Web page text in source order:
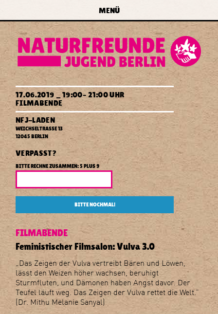
zum Inhalt springen
forum
naturfreundejugend
e.v.
MENÜ
Feministischer
Filmsalon:
Vulva
3.0
17.06.2019 _ 19:00–21:00 UHR
FILMABENDE
NFJ-LADEN
WEICHSELTRASSE 13
12045BERLIND
Naturfreundejugend
Berlin
Naturfreundejugend
Berlin
VERPASST?
BITTE RECHNE ZUSAMMEN: 5 PLUS 9
BITTE NOCHMAL!
FILMABENDE
Feministischer Filmsalon: Vulva 3.0
„Das Zeigen der Vulva vertreibt Bären und Löwen,
lässt den Weizen höher wachsen, beruhigt
Sturmfluten, und Dämonen haben Angst davor. Der
Teufel läuft weg. Das Zeigen der Vulva rettet die Welt.”
(Dr. Mithu Melanie Sanyal)